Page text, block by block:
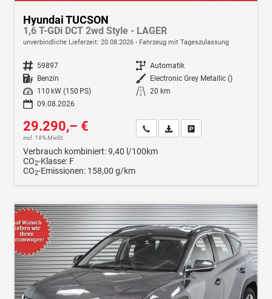
Hyundai TUCSON
1,6 T-GDi DCT 2wd Style - LAGER
unverbindliche Lieferzeit: 20.08.2026 Fahrzeug mit Tageszulassung
Fahrzeugnr. 59897 Getriebe Automatik
Kraftstoff Benzin Außenfarbe Electronic Grey Metallic ()
Leistung
110 kW (150 PS) Kilometerstand 20 km
09.08.2026
29.290,– €
incl. 19% MwSt.
Wir rufen Sie anFahrzeugexposé (PDF)
Verbrauch kombiniert:9,40 l/100km
CO2-Klasse: F
CO2-Emissionen: 158,00 g/km